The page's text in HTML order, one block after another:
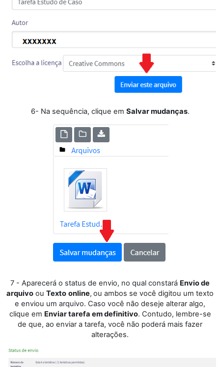
6- Na sequência, clique em Salvar mudanças.
7 - Aparecerá o status de envio, no qual constará Envio de
arquivo ou Texto online, ou ambos se você digitou um texto
e enviou um arquivo. Caso você não deseje alterar algo,
clique em Enviar tarefa em definitivo. Contudo, lembre-se
de que, ao enviar a tarefa, você não poderá mais fazer
alterações.